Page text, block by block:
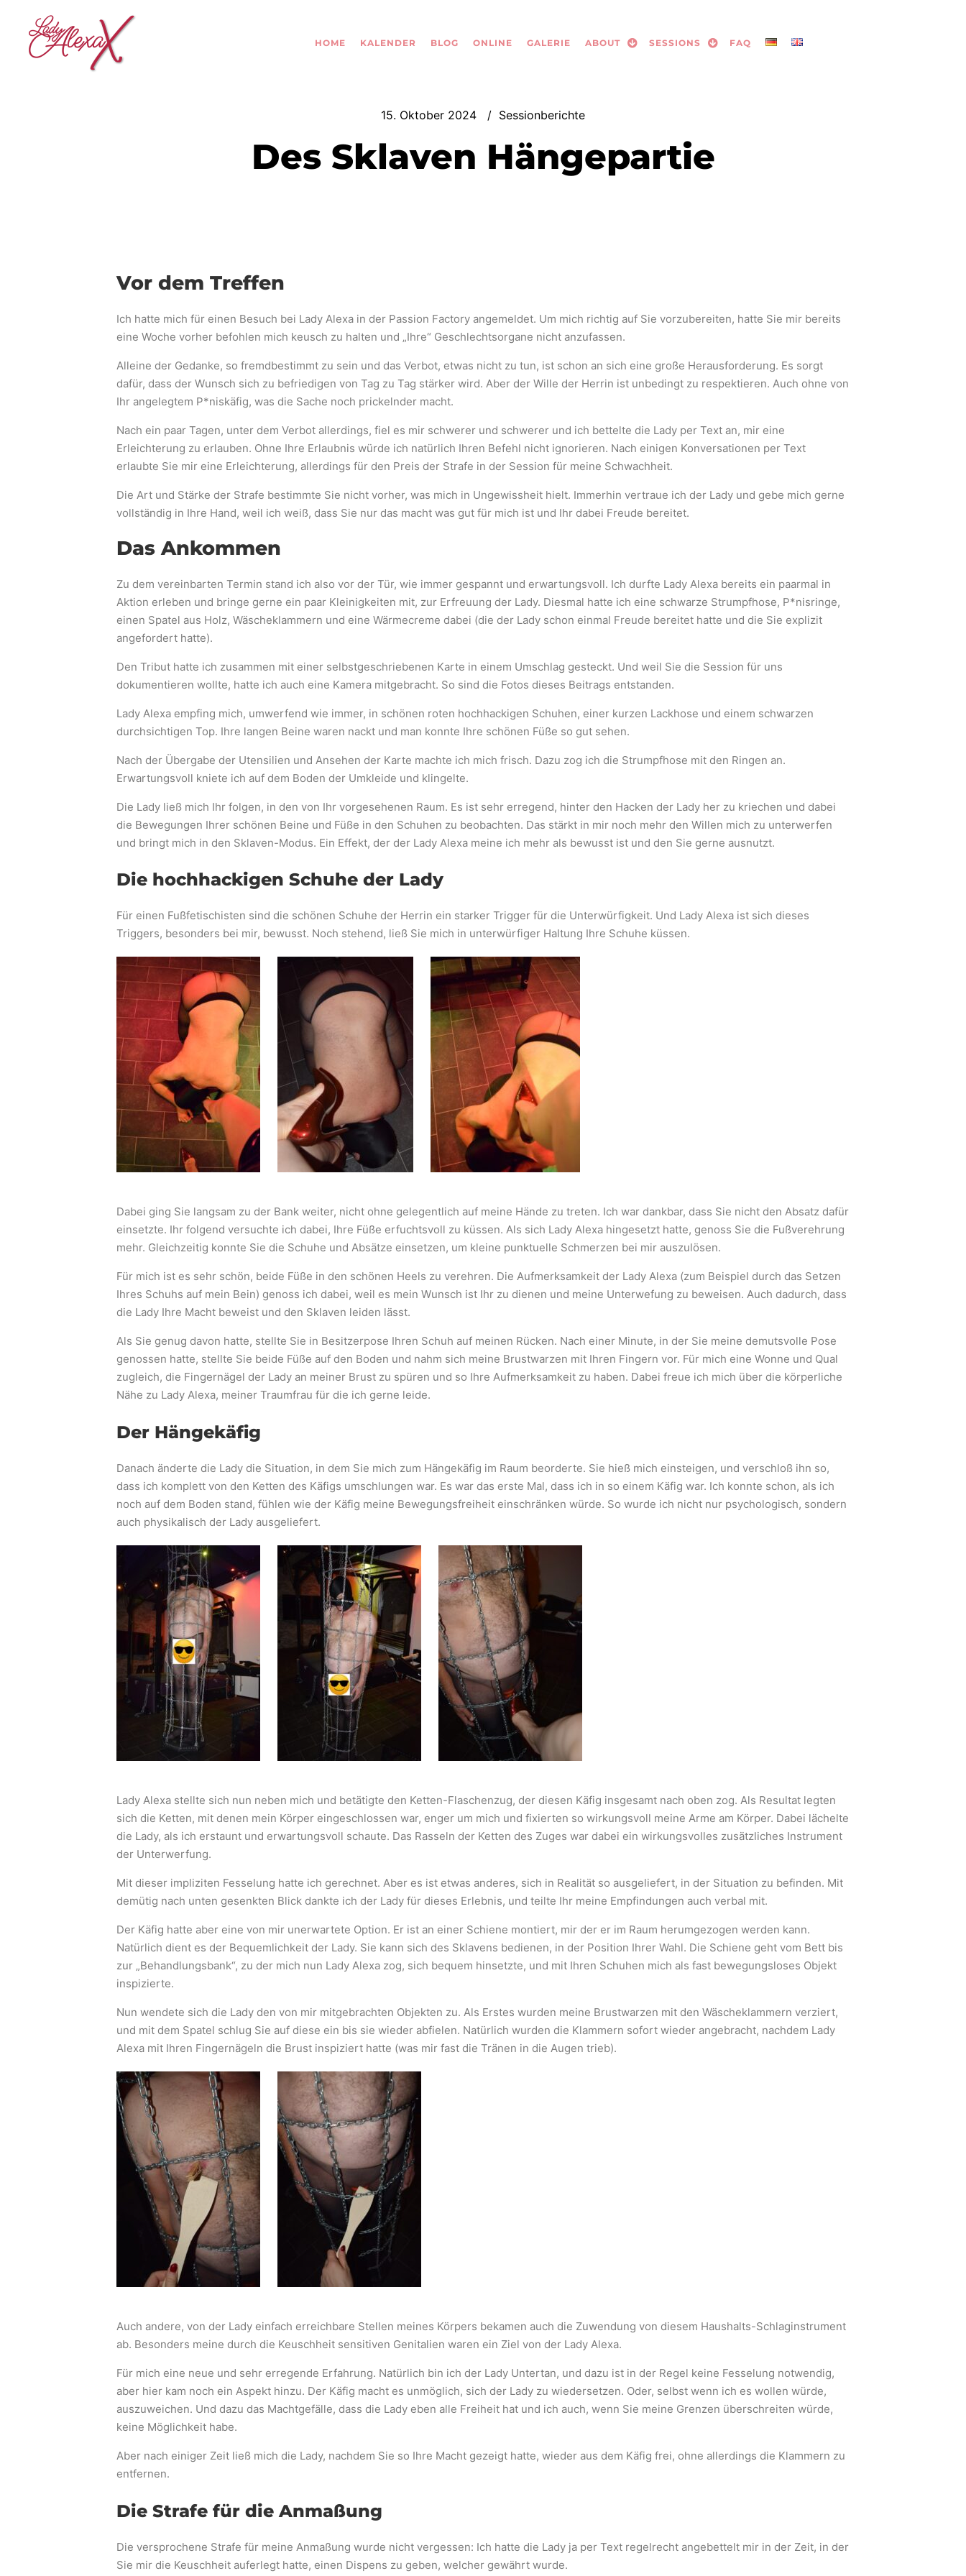
HOME KALENDER BLOG ONLINE GALERIE ABOUT SESSIONS FAQ
15. Oktober 2024 Sessionberichte
Des Sklaven Hängepartie
Vor dem Treffen
Ich hatte mich für einen Besuch bei Lady Alexa in der Passion Factory angemeldet. Um mich richtig auf Sie vorzubereiten, hatte Sie mir bereits
eine Woche vorher befohlen mich keusch zu halten und „Ihre“ Geschlechtsorgane nicht anzufassen.
Alleine der Gedanke, so fremdbestimmt zu sein und das Verbot, etwas nicht zu tun, ist schon an sich eine große Herausforderung. Es sorgt
dafür, dass der Wunsch sich zu befriedigen von Tag zu Tag stärker wird. Aber der Wille der Herrin ist unbedingt zu respektieren. Auch ohne von
Ihr angelegtem P*niskäfig, was die Sache noch prickelnder macht.
Nach ein paar Tagen, unter dem Verbot allerdings, fiel es mir schwerer und schwerer und ich bettelte die Lady per Text an, mir eine
Erleichterung zu erlauben. Ohne Ihre Erlaubnis würde ich natürlich Ihren Befehl nicht ignorieren. Nach einigen Konversationen per Text
erlaubte Sie mir eine Erleichterung, allerdings für den Preis der Strafe in der Session für meine Schwachheit.
Die Art und Stärke der Strafe bestimmte Sie nicht vorher, was mich in Ungewissheit hielt. Immerhin vertraue ich der Lady und gebe mich gerne
vollständig in Ihre Hand, weil ich weiß, dass Sie nur das macht was gut für mich ist und Ihr dabei Freude bereitet.
Das Ankommen
Zu dem vereinbarten Termin stand ich also vor der Tür, wie immer gespannt und erwartungsvoll. Ich durfte Lady Alexa bereits ein paarmal in
Aktion erleben und bringe gerne ein paar Kleinigkeiten mit, zur Erfreuung der Lady. Diesmal hatte ich eine schwarze Strumpfhose, P*nisringe,
einen Spatel aus Holz, Wäscheklammern und eine Wärmecreme dabei (die der Lady schon einmal Freude bereitet hatte und die Sie explizit
angefordert hatte).
Den Tribut hatte ich zusammen mit einer selbstgeschriebenen Karte in einem Umschlag gesteckt. Und weil Sie die Session für uns
dokumentieren wollte, hatte ich auch eine Kamera mitgebracht. So sind die Fotos dieses Beitrags entstanden.
Lady Alexa empfing mich, umwerfend wie immer, in schönen roten hochhackigen Schuhen, einer kurzen Lackhose und einem schwarzen
durchsichtigen Top. Ihre langen Beine waren nackt und man konnte Ihre schönen Füße so gut sehen.
Nach der Übergabe der Utensilien und Ansehen der Karte machte ich mich frisch. Dazu zog ich die Strumpfhose mit den Ringen an.
Erwartungsvoll kniete ich auf dem Boden der Umkleide und klingelte.
Die Lady ließ mich Ihr folgen, in den von Ihr vorgesehenen Raum. Es ist sehr erregend, hinter den Hacken der Lady her zu kriechen und dabei
die Bewegungen Ihrer schönen Beine und Füße in den Schuhen zu beobachten. Das stärkt in mir noch mehr den Willen mich zu unterwerfen
und bringt mich in den Sklaven-Modus. Ein Effekt, der der Lady Alexa meine ich mehr als bewusst ist und den Sie gerne ausnutzt.
Die hochhackigen Schuhe der Lady
Für einen Fußfetischisten sind die schönen Schuhe der Herrin ein starker Trigger für die Unterwürfigkeit. Und Lady Alexa ist sich dieses
Triggers, besonders bei mir, bewusst. Noch stehend, ließ Sie mich in unterwürfiger Haltung Ihre Schuhe küssen.
Dabei ging Sie langsam zu der Bank weiter, nicht ohne gelegentlich auf meine Hände zu treten. Ich war dankbar, dass Sie nicht den Absatz dafür
einsetzte. Ihr folgend versuchte ich dabei, Ihre Füße erfuchtsvoll zu küssen. Als sich Lady Alexa hingesetzt hatte, genoss Sie die Fußverehrung
mehr. Gleichzeitig konnte Sie die Schuhe und Absätze einsetzen, um kleine punktuelle Schmerzen bei mir auszulösen.
Für mich ist es sehr schön, beide Füße in den schönen Heels zu verehren. Die Aufmerksamkeit der Lady Alexa (zum Beispiel durch das Setzen
Ihres Schuhs auf mein Bein) genoss ich dabei, weil es mein Wunsch ist Ihr zu dienen und meine Unterwefung zu beweisen. Auch dadurch, dass
die Lady Ihre Macht beweist und den Sklaven leiden lässt.
Als Sie genug davon hatte, stellte Sie in Besitzerpose Ihren Schuh auf meinen Rücken. Nach einer Minute, in der Sie meine demutsvolle Pose
genossen hatte, stellte Sie beide Füße auf den Boden und nahm sich meine Brustwarzen mit Ihren Fingern vor. Für mich eine Wonne und Qual
zugleich, die Fingernägel der Lady an meiner Brust zu spüren und so Ihre Aufmerksamkeit zu haben. Dabei freue ich mich über die körperliche
Nähe zu Lady Alexa, meiner Traumfrau für die ich gerne leide.
Der Hängekäfig
Danach änderte die Lady die Situation, in dem Sie mich zum Hängekäfig im Raum beorderte. Sie hieß mich einsteigen, und verschloß ihn so,
dass ich komplett von den Ketten des Käfigs umschlungen war. Es war das erste Mal, dass ich in so einem Käfig war. Ich konnte schon, als ich
noch auf dem Boden stand, fühlen wie der Käfig meine Bewegungsfreiheit einschränken würde. So wurde ich nicht nur psychologisch, sondern
auch physikalisch der Lady ausgeliefert.
Lady Alexa stellte sich nun neben mich und betätigte den Ketten-Flaschenzug, der diesen Käfig insgesamt nach oben zog. Als Resultat legten
sich die Ketten, mit denen mein Körper eingeschlossen war, enger um mich und fixierten so wirkungsvoll meine Arme am Körper. Dabei lächelte
die Lady, als ich erstaunt und erwartungsvoll schaute. Das Rasseln der Ketten des Zuges war dabei ein wirkungsvolles zusätzliches Instrument
der Unterwerfung.
Mit dieser impliziten Fesselung hatte ich gerechnet. Aber es ist etwas anderes, sich in Realität so ausgeliefert, in der Situation zu befinden. Mit
demütig nach unten gesenkten Blick dankte ich der Lady für dieses Erlebnis, und teilte Ihr meine Empfindungen auch verbal mit.
Der Käfig hatte aber eine von mir unerwartete Option. Er ist an einer Schiene montiert, mir der er im Raum herumgezogen werden kann.
Natürlich dient es der Bequemlichkeit der Lady. Sie kann sich des Sklavens bedienen, in der Position Ihrer Wahl. Die Schiene geht vom Bett bis
zur „Behandlungsbank“, zu der mich nun Lady Alexa zog, sich bequem hinsetzte, und mit Ihren Schuhen mich als fast bewegungsloses Objekt
inspizierte.
Nun wendete sich die Lady den von mir mitgebrachten Objekten zu. Als Erstes wurden meine Brustwarzen mit den Wäscheklammern verziert,
und mit dem Spatel schlug Sie auf diese ein bis sie wieder abfielen. Natürlich wurden die Klammern sofort wieder angebracht, nachdem Lady
Alexa mit Ihren Fingernägeln die Brust inspiziert hatte (was mir fast die Tränen in die Augen trieb).
Auch andere, von der Lady einfach erreichbare Stellen meines Körpers bekamen auch die Zuwendung von diesem Haushalts-Schlaginstrument
ab. Besonders meine durch die Keuschheit sensitiven Genitalien waren ein Ziel von der Lady Alexa.
Für mich eine neue und sehr erregende Erfahrung. Natürlich bin ich der Lady Untertan, und dazu ist in der Regel keine Fesselung notwendig,
aber hier kam noch ein Aspekt hinzu. Der Käfig macht es unmöglich, sich der Lady zu wiedersetzen. Oder, selbst wenn ich es wollen würde,
auszuweichen. Und dazu das Machtgefälle, dass die Lady eben alle Freiheit hat und ich auch, wenn Sie meine Grenzen überschreiten würde,
keine Möglichkeit habe.
Aber nach einiger Zeit ließ mich die Lady, nachdem Sie so Ihre Macht gezeigt hatte, wieder aus dem Käfig frei, ohne allerdings die Klammern zu
entfernen.
Die Strafe für die Anmaßung
Die versprochene Strafe für meine Anmaßung wurde nicht vergessen: Ich hatte die Lady ja per Text regelrecht angebettelt mir in der Zeit, in der
Sie mir die Keuschheit auferlegt hatte, einen Dispens zu geben, welcher gewährt wurde.